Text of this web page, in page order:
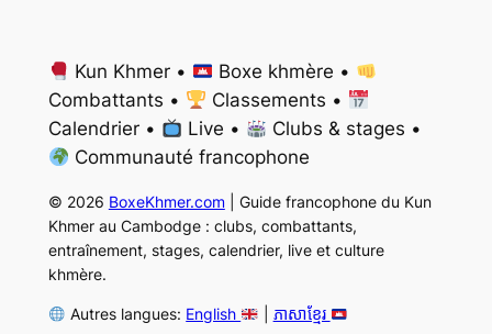
Kun Khmer •
Boxe khmère •
Combattants •
Classements •
Calendrier •
Live •
Clubs & stages •
Communauté francophone
© 2026 BoxeKhmer.com| Guide francophone du Kun
Khmer au Cambodge : clubs, combattants,
entraînement, stages, calendrier, live et culture
khmère.
Autres langues: English ភាសាខ្មែរ